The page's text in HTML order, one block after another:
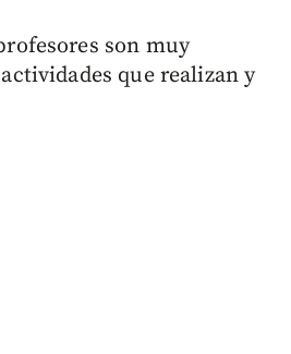
son muy
que realizan y